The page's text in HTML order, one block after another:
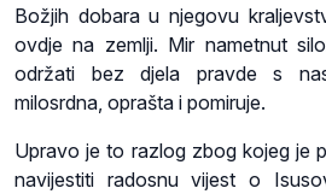
Božjih dobara u njegovu
ovdje na zemlji. Mir nametnut
održati bez djela pravde s
milosrdna, oprašta i pomiruje.
Upravo je to razlog zbog kojeg je
navijestiti radosnu vijest o